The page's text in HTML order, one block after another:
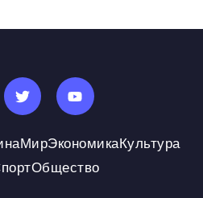
МирЭкономикаКультура
Общество